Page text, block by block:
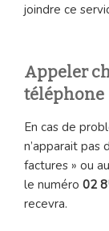
joindre ce
Appeler
téléphone
En cas de
n’apparait pas
factures » ou
le numéro 02
recevra.